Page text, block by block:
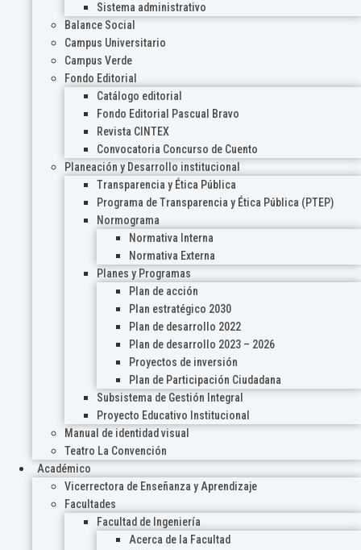
Sistema administrativo
Balance Social
Campus Universitario
Campus Verde
Fondo Editorial
Catálogo editorial
Fondo Editorial Pascual Bravo
Revista CINTEX
Convocatoria Concurso de Cuento
Planeación y Desarrollo institucional
Transparencia y Ética Pública
Programa de Transparencia y Ética Pública (PTEP)
Normograma
Normativa Interna
Normativa Externa
Planes y Programas
Plan de acción
Plan estratégico 2030
Plan de desarrollo 2022
Plan de desarrollo 2023 – 2026
Proyectos de inversión
Plan de Participación Ciudadana
Subsistema de Gestión Integral
Proyecto Educativo Institucional
Manual de identidad visual
Teatro La Convención
Académico
Vicerrectora de Enseñanza y Aprendizaje
Facultades
Facultad de Ingeniería
Acerca de la Facultad